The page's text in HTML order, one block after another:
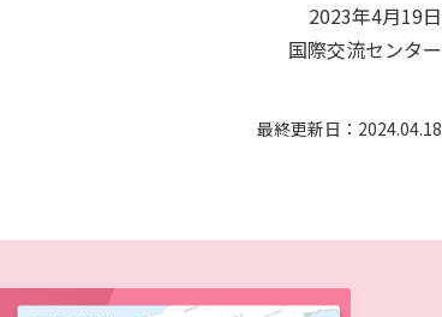
2023年4月19日
国際交流センター
最終更新日：2024.04.18